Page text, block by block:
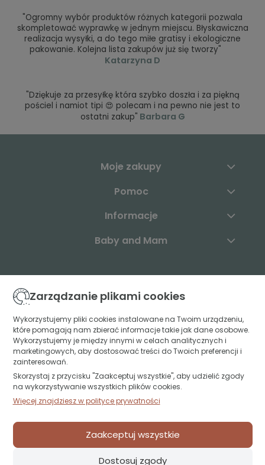
"Ogromny wybór produktów różnych kategorii pozwala
skompletować wyprawkę w jednym miejscu. Błyskawiczna
realizacja wysyłki, a do tego miłe gratisy i ekologiczne
pakowanie. Kolejna lista zakupów już się tworzy"
Katarzyna D
"Dziękuje za przesyłkę która szybko doszła i za piękną
pościel i namiot tipi 😍 polecam i na pewno nie jest to
ostatni zakup" Barbara G
Moje zakupy
Pomoc
Informacje
Baby and Mam
+48 883 003 904
kontakt@babyandmam.pl
Znajdź nas:
15-349 Białystok
Zarządzanie plikami cookies
Wykorzystujemy pliki cookies instalowane na Twoim urządzeniu,
które pomagają nam zbierać informacje takie jak dane osobowe.
Wykorzystujemy je między innymi w celach analitycznych i
marketingowych, aby dostosować treści do Twoich preferencji i
zainteresowań.
Skorzystaj z przycisku "Zaakceptuj wszystkie", aby udzielić zgody
na wykorzystywanie wszystkich plików cookies.
Więcej znajdziesz w polityce prywatności
Dostosuj zgody
Zaakceptuj wszystkie